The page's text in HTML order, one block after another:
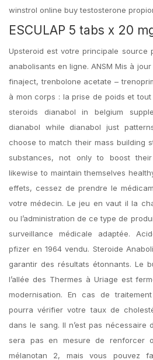
winstrol online buy testosterone
ESCULAP 5 tabs x 20
Upsteroid est votre principale source
anabolisants en ligne. ANSM Mis à
finaject, trenbolone acetate –
à mon corps : la prise de poids et
steroids dianabol in belgium
dianabol while dianabol just
choose to match their mass building
substances, not only to boost
likewise to maintain themselves
effets, cessez de prendre le
votre médecin. Le jeu en vaut il la
ou l’administration de ce type de
surveillance médicale adaptée.
pfizer en 1964 vendu. Steroide
garantir des résultats étonnants. Le
l’allée des Thermes à Uriage est
modernisation. En cas de
pourra vérifier votre taux de
dans le sang. Il n’est pas nécessaire
sera pas en mesure de renforcer
mélanotan 2, mais vous pouvez